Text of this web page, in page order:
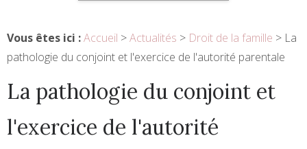
Vous êtes ici :Accueil >Actualités > Droit de la famille > La
pathologie du conjoint et l'exercice de l'autorité parentale
La pathologie du conjoint et
l'exercice de l'autorité